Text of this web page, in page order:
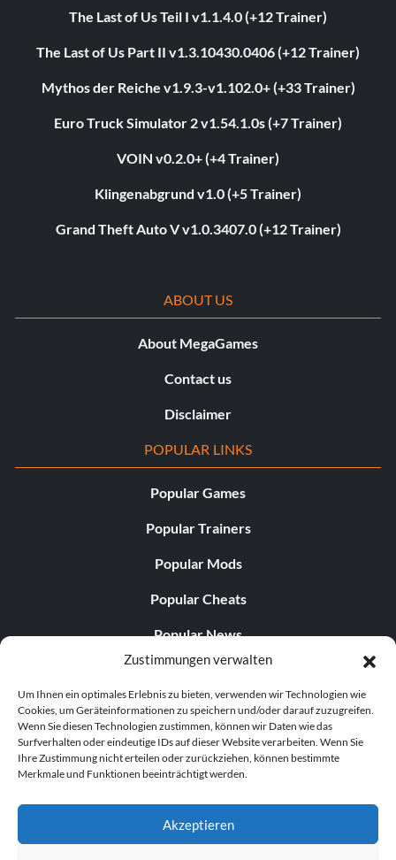
Zustimmungen verwalten
Um Ihnen ein optimales Erlebnis zu bieten, verwenden wir Technologien wie
Cookies, um Geräteinformationen zu speichern und/oder darauf zuzugreifen.
Wenn Sie diesen Technologien zustimmen, können wir Daten wie das
Surfverhalten oder eindeutige IDs auf dieser Website verarbeiten. Wenn Sie
Ihre Zustimmung nicht erteilen oder zurückziehen, können bestimmte
Merkmale und Funktionen beeinträchtigt werden.
Akzeptieren
The Last of Us Teil I v1.1.4.0 (+12 Trainer)
The Last of Us Part II v1.3.10430.0406 (+12 Trainer)
Mythos der Reiche v1.9.3-v1.102.0+ (+33 Trainer)
Euro Truck Simulator 2 v1.54.1.0s (+7 Trainer)
VOIN v0.2.0+ (+4 Trainer)
Klingenabgrund v1.0 (+5 Trainer)
Grand Theft Auto V v1.0.3407.0 (+12 Trainer)
ABOUT US
About MegaGames
Contact us
Disclaimer
POPULAR LINKS
Popular Games
Popular Trainers
Popular Mods
Popular Cheats
Popular News
Popular Editorials
Popular Free Games
LATEST UPDATES